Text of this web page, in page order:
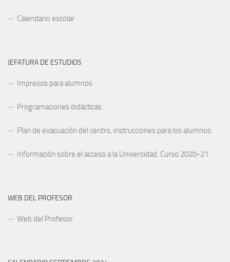
Calendario escolar
JEFATURA DE ESTUDIOS
Impresos para alumnos
Programaciones didácticas
Plan de evacuación del centro, instrucciones para los alumnos.
Información sobre el acceso a la Universidad. Curso 2020-21
WEB DEL PROFESOR
Web del Profesor